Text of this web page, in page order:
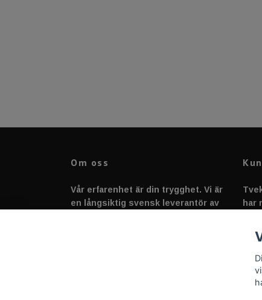
Om oss
Vår erfarenhet är din trygghet. Vi är
en långsiktig svensk leverantör av
har